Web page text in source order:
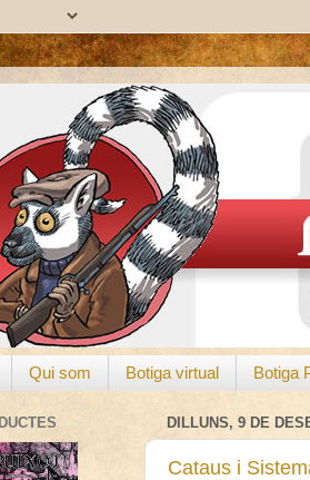
Qui som Botiga virtual Botiga
DILLUNS, 9 DE
Cataus i